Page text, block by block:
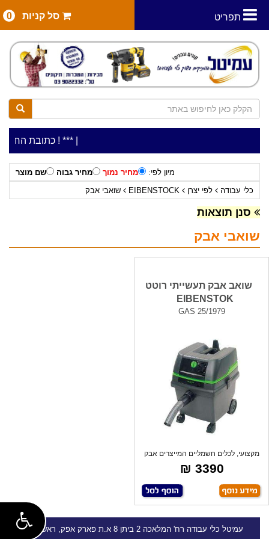
תפריט סל קניות 0
***כתובת החנות: רח' המלאכה 2, ביתן 8 ***כלי עבודה להשכרה בתעריף יומי משתלם ! ***
מיון לפי: מחיר נמוך מחיר גבוה
שם מוצר
כלי עבודה
לפי יצרן EIBENSTOCK שואבי אבק
סנן תוצאות
שואבי אבק
שואב אבק תעשייתי רוטט
EIBENSTOK
GAS 25/1979
מקצועי, לכלים חשמליים המייצרים אבק
ולנוז
3390 ₪
עמיטל כלי עבודה רח' המלאכה 2 ביתן 8 א.ת פארק אפק, ראש העין